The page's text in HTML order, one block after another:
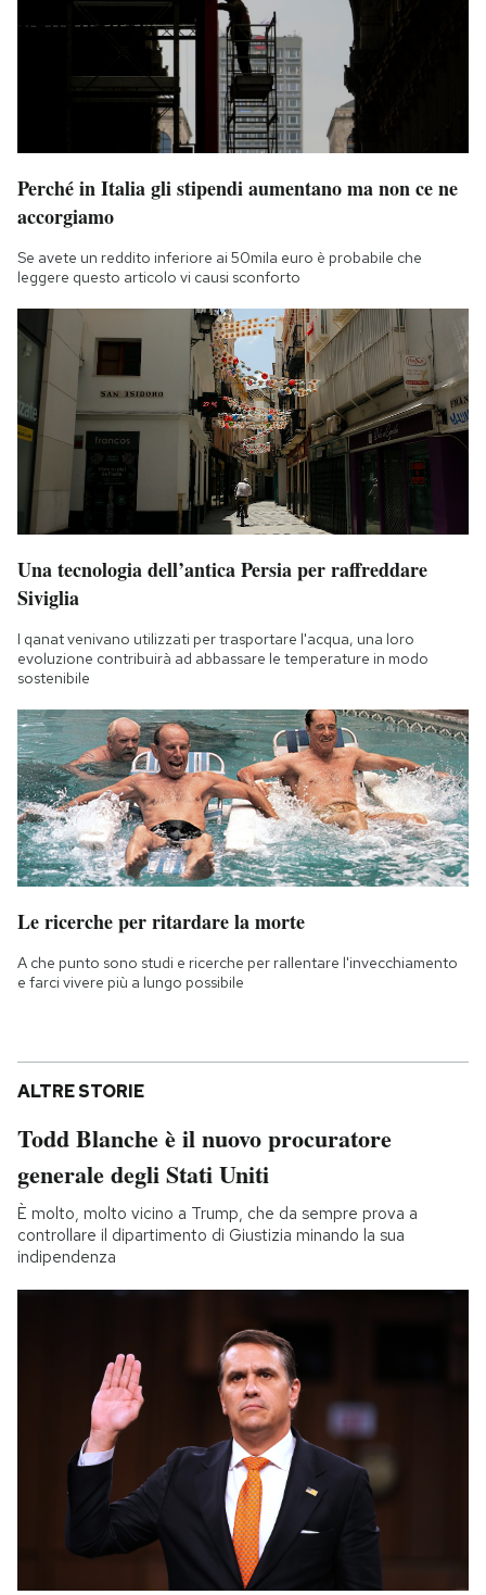
Perché in Italia gli stipendi aumentano ma non ce ne
accorgiamo
Se avete un reddito inferiore ai 50mila euro è probabile che
leggere questo articolo vi causi sconforto
Una tecnologia dell’antica Persia per raffreddare
Siviglia
I qanat venivano utilizzati per trasportare l'acqua, una loro
evoluzione contribuirà ad abbassare le temperature in modo
sostenibile
Le ricerche per ritardare la morte
A che punto sono studi e ricerche per rallentare l'invecchiamento
e farci vivere più a lungo possibile
ALTRE STORIE
Todd Blanche è il nuovo procuratore
generale degli Stati Uniti
È molto, molto vicino a Trump, che da sempre prova a
controllare il dipartimento di Giustizia minando la sua
indipendenza